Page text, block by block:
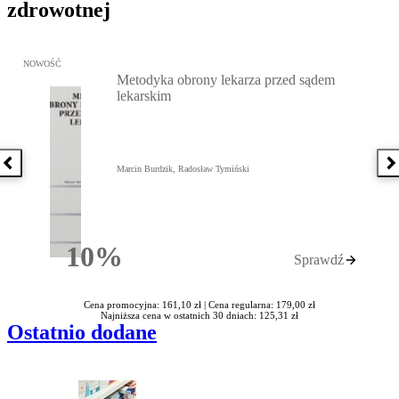
zdrowotnej
Poprzednia książka
Przejdź do: Metodyka obrony lekarza przed sądem lekarskim,
NOWOŚĆ
10%Rabatu
Metodyka obrony lekarza przed sądem
lekarskim
Marcin Burdzik, Radosław Tymiński
Sprawdź
Cena promocyjna: 161,10 zł | Cena regularna: 179,00 zł
Najniższa cena w ostatnich 30 dniach: 125,31 zł
Ostatnio dodane